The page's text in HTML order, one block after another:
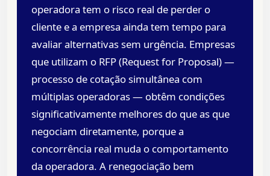
operadora tem o risco real de perder o
cliente e a empresa ainda tem tempo para
avaliar alternativas sem urgência. Empresas
que utilizam o RFP (Request for Proposal) —
processo de cotação simultânea com
múltiplas operadoras — obtêm condições
significativamente melhores do que as que
negociam diretamente, porque a
concorrência real muda o comportamento
da operadora. A renegociação bem